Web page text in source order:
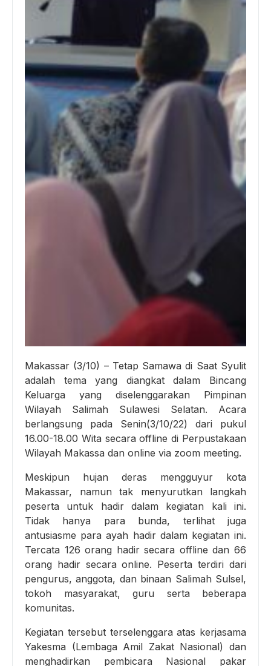
Makassar (3/10) – Tetap Samawa di Saat Syulit
adalah tema yang diangkat dalam Bincang
Keluarga yang diselenggarakan Pimpinan
Wilayah Salimah Sulawesi Selatan. Acara
berlangsung pada Senin(3/10/22) dari pukul
16.00-18.00 Wita secara offline di Perpustakaan
Wilayah Makassa dan online via zoom meeting.
Meskipun hujan deras mengguyur kota
Makassar, namun tak menyurutkan langkah
peserta untuk hadir dalam kegiatan kali ini.
Tidak hanya para bunda, terlihat juga
antusiasme para ayah hadir dalam kegiatan ini.
Tercata 126 orang hadir secara offline dan 66
orang hadir secara online. Peserta terdiri dari
pengurus, anggota, dan binaan Salimah Sulsel,
tokoh masyarakat, guru serta beberapa
komunitas.
Kegiatan tersebut terselenggara atas kerjasama
Yakesma (Lembaga Amil Zakat Nasional) dan
menghadirkan pembicara Nasional pakar